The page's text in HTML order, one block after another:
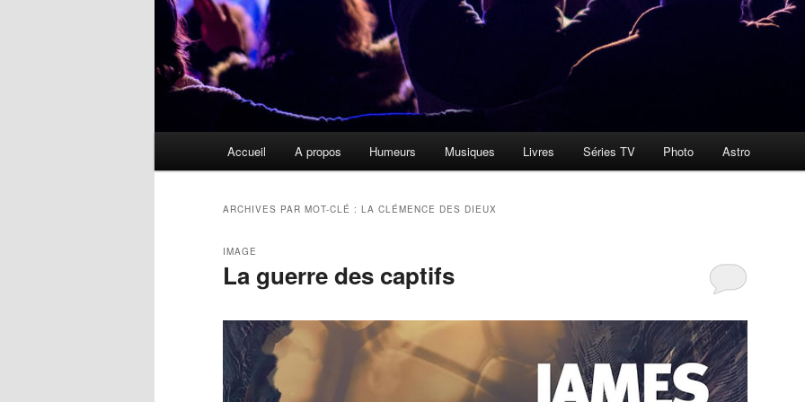
Accueil A propos Humeurs Musiques Livres Séries TV Photo Astro
ARCHIVES PAR MOT-CLÉ : LA CLÉMENCE DES DIEUX
La guerre des captifs
IMAGE